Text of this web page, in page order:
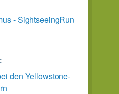
- SightseeingRun
den Yellowstone-